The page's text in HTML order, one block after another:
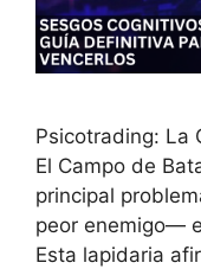
Psicotrading: La
El Campo de
principal
peor enemigo—
Esta lapidaria